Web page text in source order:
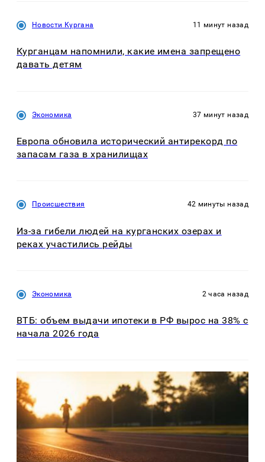
Новости Кургана 11 минут назад
Курганцам напомнили, какие имена запрещено
давать детям
Экономика 37 минут назад
Европа обновила исторический антирекорд по
запасам газа в хранилищах
Происшествия 42 минуты назад
Из-за гибели людей на курганских озерах и
реках участились рейды
Экономика 2 часа назад
ВТБ: объем выдачи ипотеки в РФ вырос на 38% с
начала 2026 года